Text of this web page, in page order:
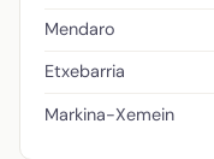
Mendaro
Etxebarria
Markina-Xemein